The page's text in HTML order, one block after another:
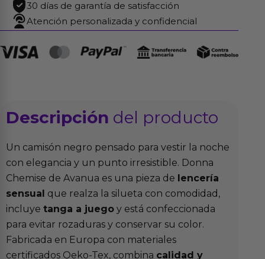
30 días de garantía de satisfacción
Atención personalizada y confidencial
Descripción del producto
Un camisón negro pensado para vestir la noche
con elegancia y un punto irresistible. Donna
Chemise de Avanua es una pieza de lencería
sensual que realza la silueta con comodidad,
incluye tanga a juego y está confeccionada
para evitar rozaduras y conservar su color.
Fabricada en Europa con materiales
certificados Oeko-Tex, combina calidad y